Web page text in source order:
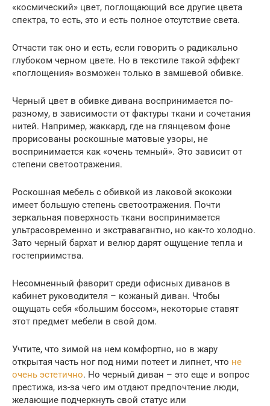
«космический» цвет, поглощающий все другие цвета
спектра, то есть, это и есть полное отсутствие света.
Отчасти так оно и есть, если говорить о радикально
глубоком черном цвете. Но в текстиле такой эффект
«поглощения» возможен только в замшевой обивке.
Черный цвет в обивке дивана воспринимается по-
разному, в зависимости от фактуры ткани и сочетания
нитей. Например, жаккард, где на глянцевом фоне
прорисованы роскошные матовые узоры, не
воспринимается как «очень темный». Это зависит от
степени светоотражения.
Роскошная мебель с обивкой из лаковой экокожи
имеет большую степень светоотражения. Почти
зеркальная поверхность ткани воспринимается
ультрасовременно и экстравагантно, но как-то холодно.
Зато черный бархат и велюр дарят ощущение тепла и
гостеприимства.
Несомненный фаворит среди офисных диванов в
кабинет руководителя – кожаный диван. Чтобы
ощущать себя «большим боссом», некоторые ставят
этот предмет мебели в свой дом.
Учтите, что зимой на нем комфортно, но в жару
открытая часть ног под ними потеет и липнет, что не
очень эстетично. Но черный диван – это еще и вопрос
престижа, из-за чего им отдают предпочтение люди,
желающие подчеркнуть свой статус или